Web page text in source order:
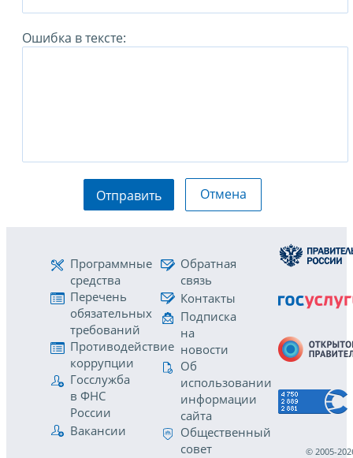
Ошибка в тексте:
Отправить Отмена
Программные
средства
Перечень
обязательных
требований
Противодействие
коррупции
Госслужба
в ФНС
России
Вакансии
Обратная
связь
Контакты
Подписка
на
новости
Об
использовании
информации
сайта
Общественный
совет
© 2005-